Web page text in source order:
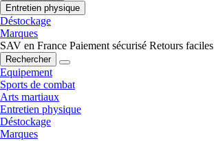
Entretien physique
Déstockage
Marques
SAV en France Paiement sécurisé Retours faciles
Rechercher
Equipement
Sports de combat
Arts martiaux
Entretien physique
Déstockage
Marques